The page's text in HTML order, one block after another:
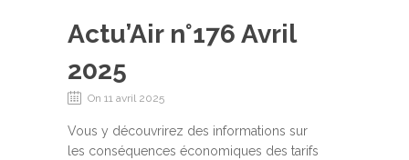
Actu’Air n°176 Avril
2025
On 11 avril 2025
Vous y découvrirez des informations sur
les conséquences économiques des tarifs